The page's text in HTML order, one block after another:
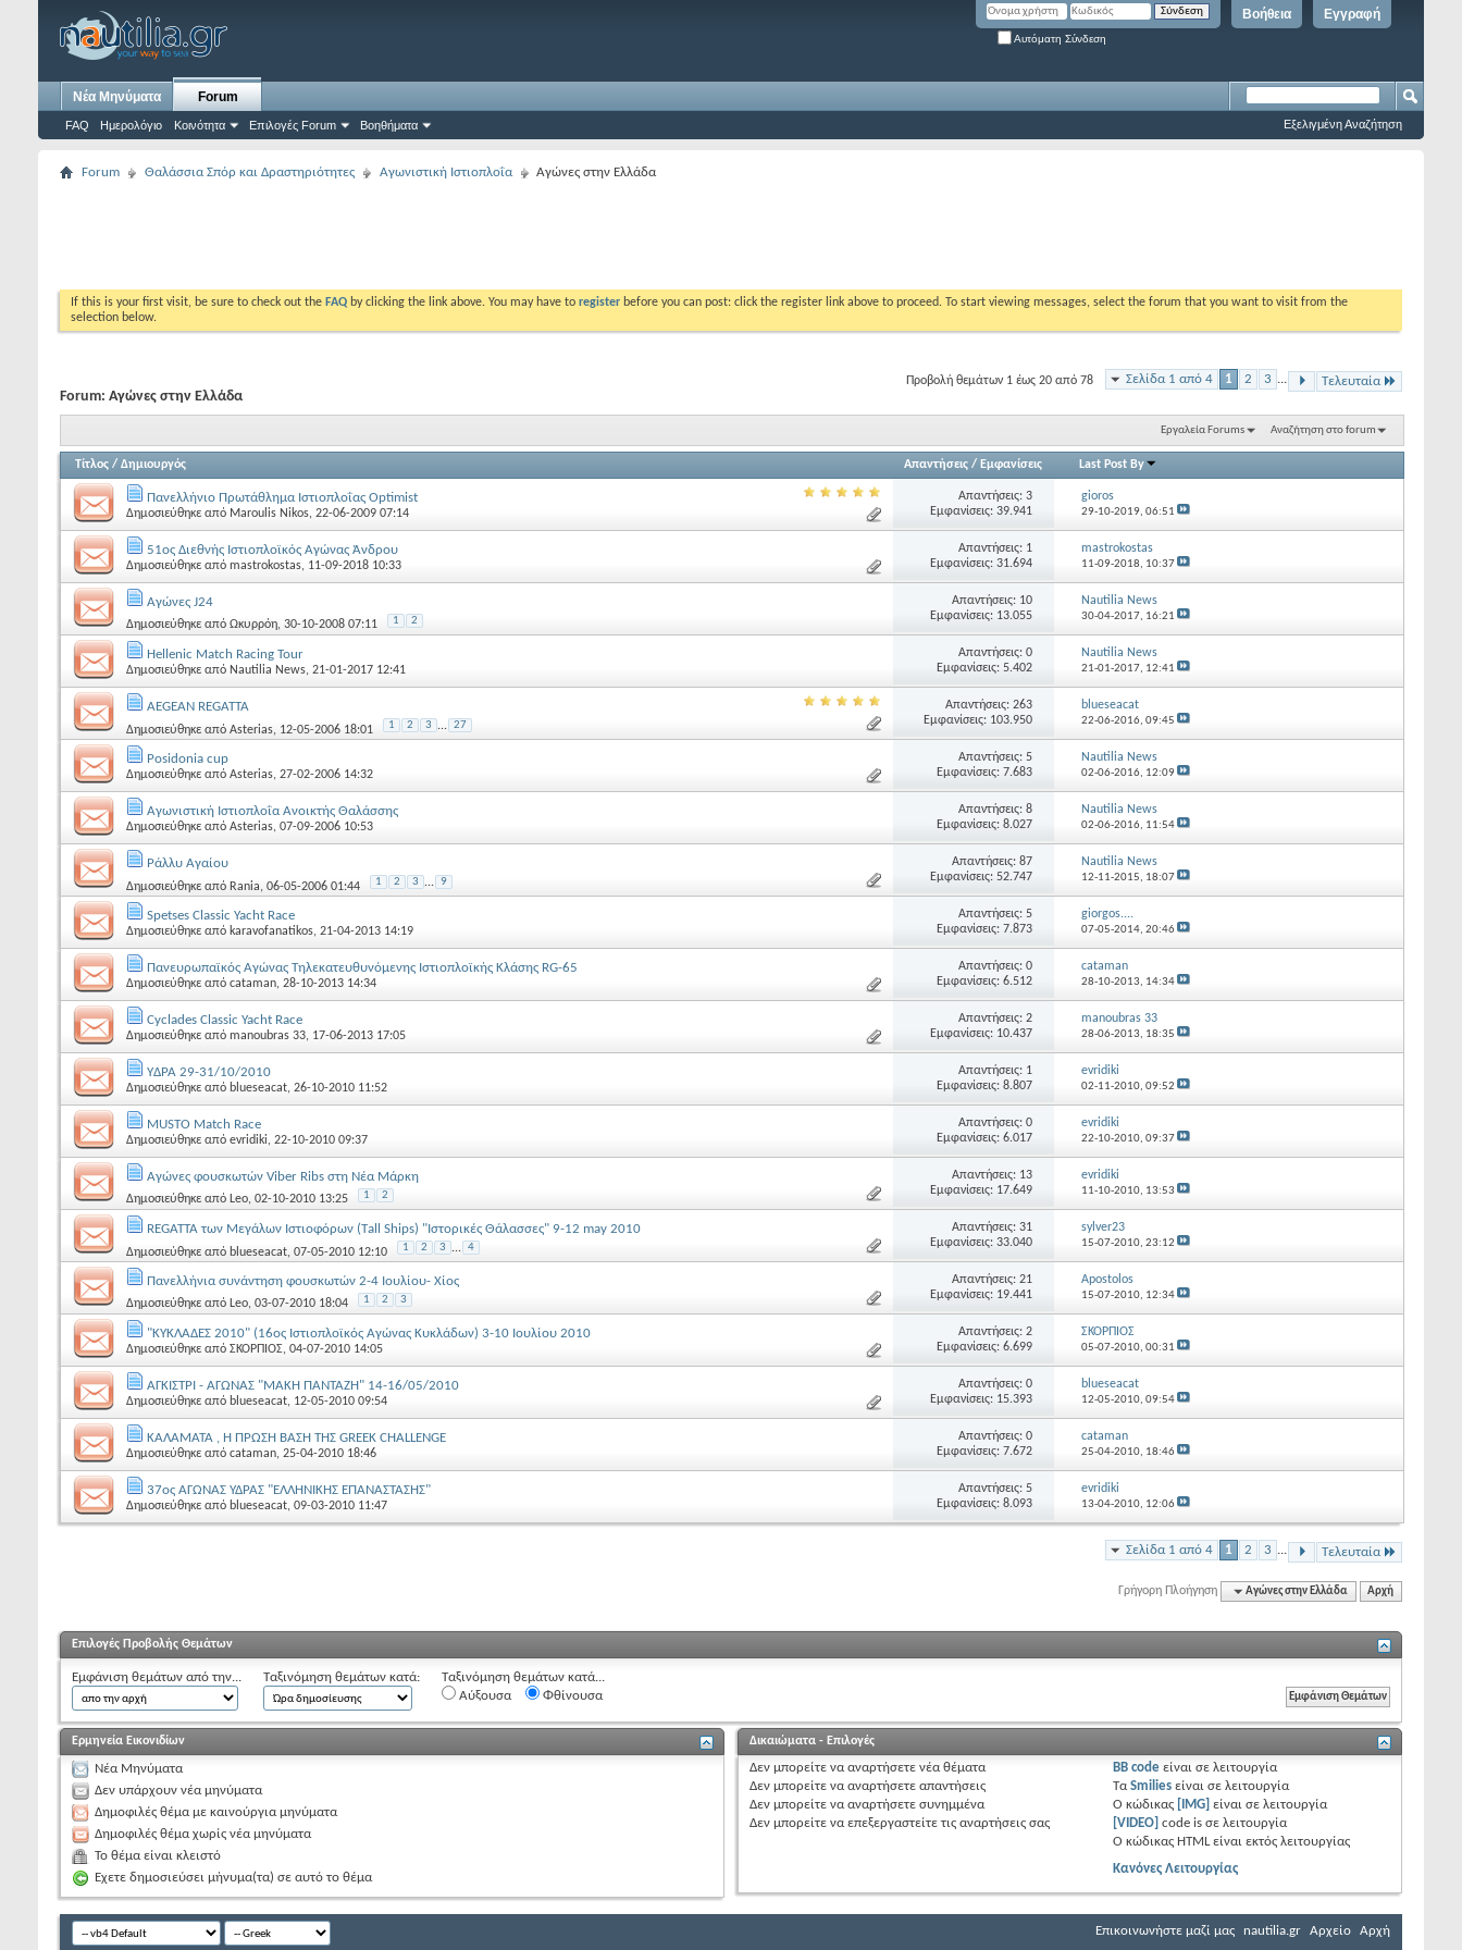
Εγγραφή
Βοήθεια
Αυτόματη Σύνδεση
Νέα Μηνύματα Forum
FAQ Ημερολόγιο Κοινότητα Επιλογές Forum Βοηθήματα Εξελιγμένη Αναζήτηση
Forum Θαλάσσια Σπόρ και Δραστηριότητες Αγωνιστική Ιστιοπλοΐα Αγώνες στην Ελλάδα
If this is your first visit, be sure to check out the FAQ by clicking the link above. You may have to register before you can post: click the register link above to proceed. To start viewing messages, select the forum that you want to visit from the
selection below.
Σελίδα 1 από 4 1 2 3 ... Τελευταία
Προβολή θεμάτων 1 έως 20 από 78
Forum: Αγώνες στην Ελλάδα
Εργαλεία Forums Αναζήτηση στο forum
Τίτλος / Δημιουργός Απαντήσεις/ Εμφανίσεις Last Post By
Πανελλήνιο Πρωτάθλημα Ιστιοπλοΐας Optimist
Δημοσιεύθηκε από Maroulis Nikos, 22-06-2009 07:14
Απαντήσεις: 3
Εμφανίσεις: 39.941
gioros
29-10-2019, 06:51
51ος Διεθνής Ιστιοπλοϊκός Αγώνας Άνδρου
Δημοσιεύθηκε από mastrokostas, 11-09-2018 10:33
Απαντήσεις: 1
Εμφανίσεις: 31.694
mastrokostas
11-09-2018, 10:37
Αγώνες J24
Δημοσιεύθηκε από Ωκυρρόη, 30-10-2008 07:11 1 2
Απαντήσεις: 10
Εμφανίσεις: 13.055
Nautilia News
30-04-2017, 16:21
Hellenic Match Racing Tour
Δημοσιεύθηκε από Nautilia News, 21-01-2017 12:41
Απαντήσεις: 0
Εμφανίσεις: 5.402
Nautilia News
21-01-2017, 12:41
ΑΕGEAN REGATTA
Δημοσιεύθηκε από Asterias, 12-05-2006 18:01 1 2 3 ... 27
Απαντήσεις: 263
Εμφανίσεις: 103.950
blueseacat
22-06-2016, 09:45
Posidonia cup
Δημοσιεύθηκε από Asterias, 27-02-2006 14:32
Απαντήσεις: 5
Εμφανίσεις: 7.683
Nautilia News
02-06-2016, 12:09
Αγωνιστική Ιστιοπλοΐα Ανοικτής Θαλάσσης
Δημοσιεύθηκε από Asterias, 07-09-2006 10:53
Απαντήσεις: 8
Εμφανίσεις: 8.027
Nautilia News
02-06-2016, 11:54
Ράλλυ Αγαίου
Δημοσιεύθηκε από Rania, 06-05-2006 01:44 1 2 3 ... 9
Απαντήσεις: 87
Εμφανίσεις: 52.747
Nautilia News
12-11-2015, 18:07
Spetses Classic Yacht Race
Δημοσιεύθηκε από karavofanatikos, 21-04-2013 14:19
Απαντήσεις: 5
Εμφανίσεις: 7.873
giorgos....
07-05-2014, 20:46
Πανευρωπαϊκός Αγώνας Τηλεκατευθυνόμενης Ιστιοπλοϊκής Κλάσης RG-65
Δημοσιεύθηκε από cataman, 28-10-2013 14:34
Απαντήσεις: 0
Εμφανίσεις: 6.512
cataman
28-10-2013, 14:34
Cyclades Classic Yacht Race
Δημοσιεύθηκε από manoubras 33, 17-06-2013 17:05
Απαντήσεις: 2
Εμφανίσεις: 10.437
manoubras 33
28-06-2013, 18:35
YΔΡΑ 29-31/10/2010
Δημοσιεύθηκε από blueseacat, 26-10-2010 11:52
Απαντήσεις: 1
Εμφανίσεις: 8.807
evridiki
02-11-2010, 09:52
ΜUSTO Match Race
Δημοσιεύθηκε από evridiki, 22-10-2010 09:37
Απαντήσεις: 0
Εμφανίσεις: 6.017
evridiki
22-10-2010, 09:37
Αγώνες φουσκωτών Viber Ribs στη Νέα Μάρκη
Δημοσιεύθηκε από Leo, 02-10-2010 13:25 1 2
Απαντήσεις: 13
Εμφανίσεις: 17.649
evridiki
11-10-2010, 13:53
REGATTA των Μεγάλων Ιστιοφόρων (Τall Ships) "Ιστορικές Θάλασσες" 9-12 may 2010
Δημοσιεύθηκε από blueseacat, 07-05-2010 12:10 1 2 3 ... 4
Απαντήσεις: 31
Εμφανίσεις: 33.040
sylver23
15-07-2010, 23:12
Πανελλήνια συνάντηση φουσκωτών 2-4 Ιουλίου- Χίος
Δημοσιεύθηκε από Leo, 03-07-2010 18:04 1 2 3
Απαντήσεις: 21
Εμφανίσεις: 19.441
Apostolos
15-07-2010, 12:34
"ΚΥΚΛΑΔΕΣ 2010" (16ος Ιστιοπλοϊκός Αγώνας Κυκλάδων) 3-10 Ιουλίου 2010
Δημοσιεύθηκε από ΣΚΟΡΠΙΟΣ, 04-07-2010 14:05
Απαντήσεις: 2
Εμφανίσεις: 6.699
ΣΚΟΡΠΙΟΣ
05-07-2010, 00:31
ΑΓΚΙΣΤΡΙ - ΑΓΩΝΑΣ "ΜΑΚΗ ΠΑΝΤΑΖΗ" 14-16/05/2010
Δημοσιεύθηκε από blueseacat, 12-05-2010 09:54
Απαντήσεις: 0
Εμφανίσεις: 15.393
blueseacat
12-05-2010, 09:54
ΚΑΛΑΜΑΤΑ , Η ΠΡΩΣΗ ΒΑΣΗ ΤΗΣ GREEΚ CHALLENGE
Δημοσιεύθηκε από cataman, 25-04-2010 18:46
Απαντήσεις: 0
Εμφανίσεις: 7.672
cataman
25-04-2010, 18:46
37ος AΓΩΝΑΣ ΥΔΡΑΣ "ΕΛΛΗΝΙΚΗΣ ΕΠΑΝΑΣΤΑΣΗΣ"
Δημοσιεύθηκε από blueseacat, 09-03-2010 11:47
Απαντήσεις: 5
Εμφανίσεις: 8.093
evridiki
13-04-2010, 12:06
Σελίδα 1 από 4 1 2 3 ... Τελευταία
Γρήγορη Πλοήγηση Αγώνες στην Ελλάδα Αρχή
Επιλογές Προβολής Θεμάτων
Εμφάνιση θεμάτων από την... Ταξινόμηση θεμάτων κατά:
Ταξινόμηση θεμάτων κατά...
Αύξουσα
Φθίνουσα
Ερμηνεία Εικονιδίων
Νέα Μηνύματα
Δεν υπάρχουν νέα μηνύματα
Δημοφιλές θέμα με καινούργια μηνύματα
Δημοφιλές θέμα χωρίς νέα μηνύματα
Το θέμα είναι κλειστό
Εχετε δημοσιεύσει μήνυμα(τα) σε αυτό το θέμα
Δικαιώματα - Επιλογές
Δεν μπορείτενα αναρτήσετε νέα θέματα
Δεν μπορείτενα αναρτήσετε απαντήσεις
Δεν μπορείτενα αναρτήσετε συνημμένα
Δεν μπορείτενα επεξεργαστείτετις αναρτήσεις σας
BB code είναισε λειτουργία
ΤαSmilies είναισε λειτουργία
Ο κώδικας [IMG] είναισε λειτουργία
[VIDEO] code isσε λειτουργία
Ο κώδικας HTML είναιεκτός λειτουργίας
Κανόνες Λειτουργίας
Επικοινωνήστε μαζί μας nautilia.gr Αρχείο Αρχή